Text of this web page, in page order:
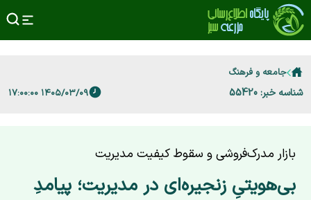
جامعه و فرهنگ
شناسه خبر: 55420 ۱۴۰۵/۰۳/۰۹ ۱۷:۰۰:۰۰
بازار مدرک‌فروشی و سقوط کیفیت مدیریت
بی‌هویتیِ زنجیره‌ای در مدیریت؛ پیامدِ